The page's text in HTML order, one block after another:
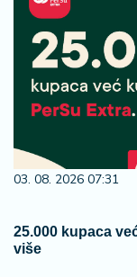
03. 08. 2026 07:31
25.000 kupaca
više